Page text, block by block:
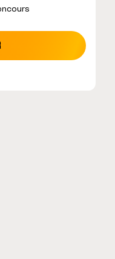
signent un